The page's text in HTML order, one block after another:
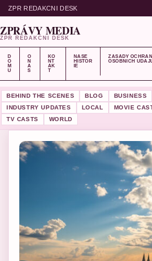
ZPR REDAKCNI DESK
ZPRÁVY MEDIA
ZPR REDAKCNI DESK
D
O
M
U
O
N
A
S
KO
NT
AK
T
NASE
HISTOR
IE
ZASADY
OSOBNICH
BEHIND THE SCENES BLOG BUSINESS
INDUSTRY UPDATES
LOCAL MOVIE
TV CASTS
WORLD